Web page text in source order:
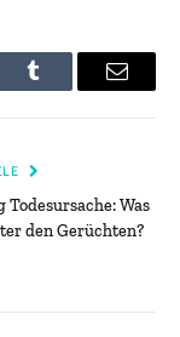
Tumblr Email
Todesursache: Was
den Gerüchten?